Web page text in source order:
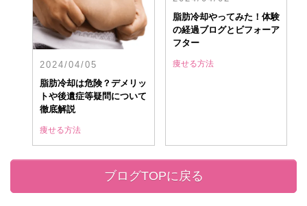
2024/04/05
脂肪冷却は危険？デメリッ
トや後遺症等疑問について
徹底解説
痩せる方法
脂肪冷却やってみた！体験
の経過ブログとビフォーア
フター
痩せる方法
ブログTOPに戻る